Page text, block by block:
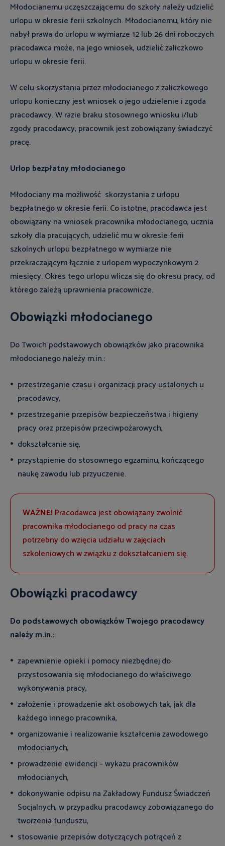
Młodocianemu uczęszczającemu do szkoły należy udzielić
urlopu w okresie ferii szkolnych. Młodocianemu, który nie
nabył prawa do urlopu w wymiarze 12 lub 26 dni roboczych
pracodawca może, na jego wniosek, udzielić zaliczkowo
urlopu w okresie ferii.
W celu skorzystania przez młodocianego z zaliczkowego
urlopu konieczny jest wniosek o jego udzielenie i zgoda
pracodawcy. W razie braku stosownego wniosku i/lub
zgody pracodawcy, pracownik jest zobowiązany świadczyć
pracę.
Urlop bezpłatny młodocianego
Młodociany ma możliwość skorzystania z urlopu
bezpłatnego w okresie ferii. Co istotne, pracodawca jest
obowiązany na wniosek pracownika młodocianego, ucznia
szkoły dla pracujących, udzielić mu w okresie ferii
szkolnych urlopu bezpłatnego w wymiarze nie
przekraczającym łącznie z urlopem wypoczynkowym 2
miesięcy. Okres tego urlopu wlicza się do okresu pracy, od
którego zależą uprawnienia pracownicze.
Obowiązki młodocianego
Do Twoich podstawowych obowiązków jako pracownika
młodocianego należy m.in.:
przestrzeganie czasu i organizacji pracy ustalonych u
pracodawcy,
przestrzeganie przepisów bezpieczeństwa i higieny
pracy oraz przepisów przeciwpożarowych,
dokształcanie się,
przystąpienie do stosownego egzaminu, kończącego
naukę zawodu lub przyuczenie.
WAŻNE! Pracodawca jest obowiązany zwolnić
pracownika młodocianego od pracy na czas
potrzebny do wzięcia udziału w zajęciach
szkoleniowych w związku z dokształcaniem się.
Obowiązki pracodawcy
Do podstawowych obowiązków Twojego pracodawcy
należy m.in.:
zapewnienie opieki i pomocy niezbędnej do
przystosowania się młodocianego do właściwego
wykonywania pracy,
założenie i prowadzenie akt osobowych tak, jak dla
każdego innego pracownika,
organizowanie i realizowanie kształcenia zawodowego
młodocianych,
prowadzenie ewidencji – wykazu pracowników
młodocianych,
dokonywanie odpisu na Zakładowy Fundusz Świadczeń
Socjalnych, w przypadku pracodawcy zobowiązanego do
tworzenia funduszu,
stosowanie przepisów dotyczących potrąceń z